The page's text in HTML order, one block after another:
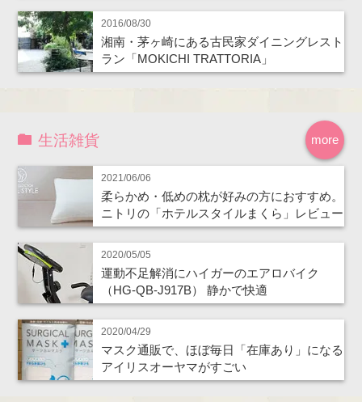
2016/08/30
湘南・茅ヶ崎にある古民家ダイニングレスト
ラン「MOKICHI TRATTORIA」
more
生活雑貨
2021/06/06
柔らかめ・低めの枕が好みの方におすすめ。
ニトリの「ホテルスタイルまくら」レビュー
2020/05/05
運動不足解消にハイガーのエアロバイク
（HG-QB-J917B） 静かで快適
2020/04/29
マスク通販で、ほぼ毎日「在庫あり」になる
アイリスオーヤマがすごい